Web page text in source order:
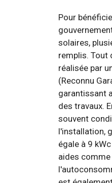
Pour
solaires,
remplis. Tout
réalisée par
(Reconnu
garantissant
des travaux.
souvent
l'installation,
égale à 9
aides